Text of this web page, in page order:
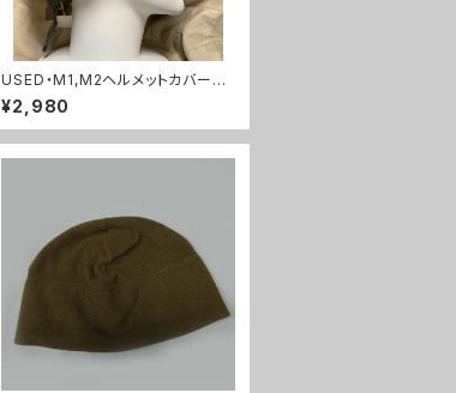
USED・M1,M2ヘルメットカバーウ
ッドランド・(A0165)
¥2,980